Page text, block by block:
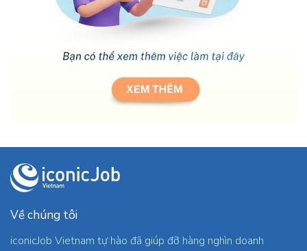
Về chúng tôi
iconicJob Vietnam tự hào đã giúp đỡ hàng nghìn doanh